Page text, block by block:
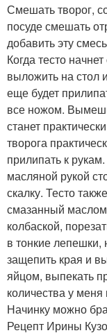
Смешать творог,
посуде смешать
добавить эту
Когда тесто
выложить на стол
еще будет
все ножом.
станет
творога
прилипать к
масляной рукой
скалку. Тесто
смазанный маслом
колбаской,
в тонкие лепешки,
защепить края и
яйцом, выпекать
количества у
Начинку можно
Рецепт Ирины